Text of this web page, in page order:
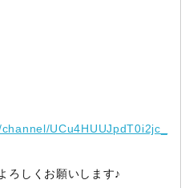
UCu4HUUJpdT0i2jc_
ろしくお願いします♪